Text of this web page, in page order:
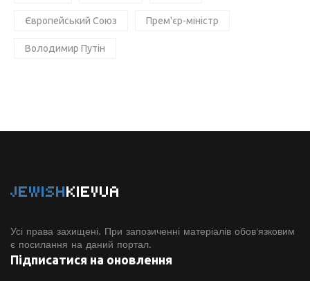
Європейський Союз Прем'єр-міністр
Володимир Путін
JEWISHKIEVUA
Усі права захищені. При запозиченні матеріалів обов'язковим
є посилання на даний портал.
Підписатися на оновлення